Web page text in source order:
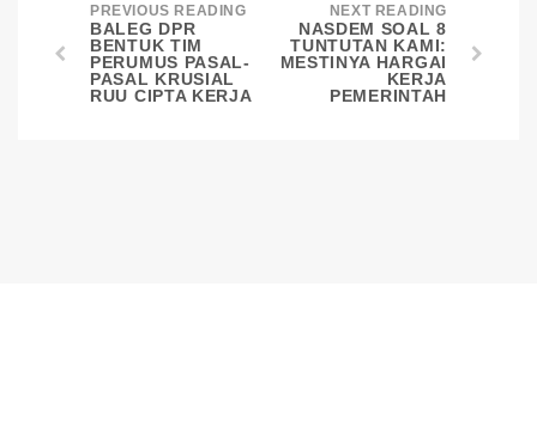
PREVIOUS READING
BALEG DPR
BENTUK TIM
PERUMUS PASAL-
PASAL KRUSIAL
RUU CIPTA KERJA
NEXT READING
NASDEM SOAL 8
TUNTUTAN KAMI:
MESTINYA HARGAI
KERJA
PEMERINTAH